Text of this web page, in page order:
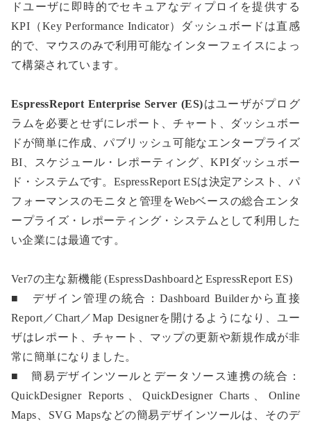
ドユーザに即時的でセキュアなディプロイを提供する
KPI（Key Performance Indicator）ダッシュボードは直感
的で、マウスのみで利用可能なインターフェイスによっ
て構築されています。
EspressReport Enterprise Server (ES)はユーザがプログ
ラムを必要とせずにレポート、チャート、ダッシュボー
ドが簡単に作成、パブリッシュ可能なエンタープライズ
BI、スケジュール・レポーティング、KPIダッシュボー
ド・システムです。EspressReport ESは決定アシスト、パ
フォーマンスのモニタと管理をWebベースの総合エンタ
ープライズ・レポーティング・システムとして利用した
い企業には最適です。
Ver7の主な新機能 (EspressDashboardとEspressReport ES)
■ デザイン管理の統合：Dashboard Builderから直接
Report／Chart／Map Designerを開けるようになり、ユー
ザはレポート、チャート、マップの更新や新規作成が非
常に簡単になりました。
■ 簡易デザインツールとデータソース連携の統合：
QuickDesigner Reports、QuickDesigner Charts、Online
Maps、SVG Mapsなどの簡易デザインツールは、そのデ